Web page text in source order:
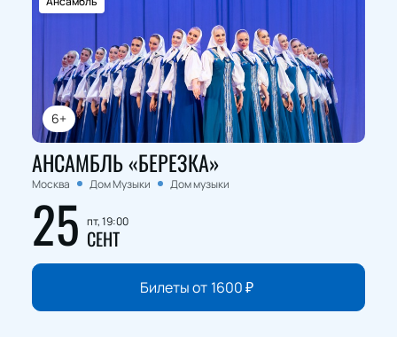
6+
АНСАМБЛЬ «БЕРЕЗКА»
Москва Дом Музыки Дом музыки
25 пт, 19:00
СЕНТ
Билеты от 1600₽